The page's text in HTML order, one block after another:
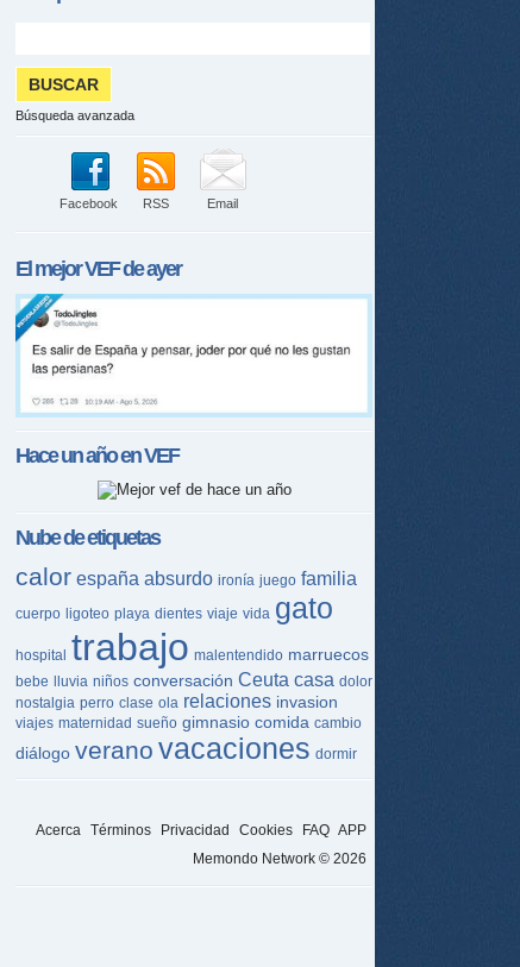
Búsqueda avanzada
Facebook RSS Email
El mejorVEFde ayer
Hace un año enVEF
Nube de etiquetas
calor españa absurdo ironía juego familia
cuerpo ligoteo playa dientes viaje vida gato
hospital trabajo malentendido marruecos
bebe lluvia niños conversación Ceuta casa dolor
nostalgia perro clase ola relaciones invasion
viajes maternidad sueño gimnasio comida cambio
diálogo verano vacaciones dormir
Acerca Términos Privacidad Cookies FAQ APP
Memondo Network © 2026